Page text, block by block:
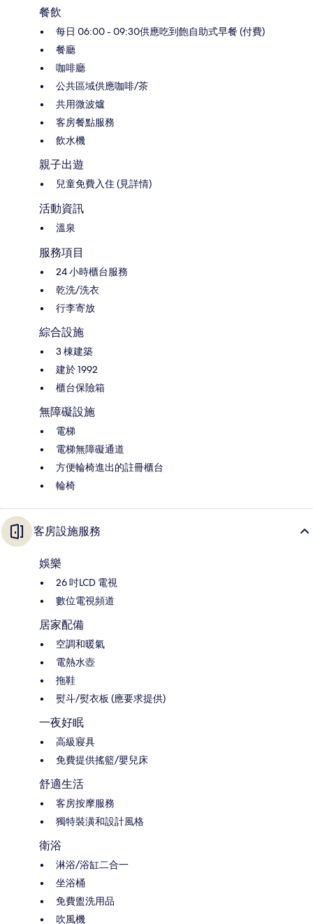
餐飲
每日 06:00 - 09:30供應吃到飽自助式早餐 (付費)
餐廳
咖啡廳
公共區域供應咖啡/茶
共用微波爐
客房餐點服務
飲水機
親子出遊
兒童免費入住 (見詳情)
活動資訊
溫泉
服務項目
24 小時櫃台服務
乾洗/洗衣
行李寄放
綜合設施
3 棟建築
建於 1992
櫃台保險箱
無障礙設施
電梯
電梯無障礙通道
方便輪椅進出的註冊櫃台
輪椅
客房設施服務
娛樂
26 吋LCD 電視
數位電視頻道
居家配備
空調和暖氣
電熱水壺
拖鞋
熨斗/熨衣板 (應要求提供)
一夜好眠
高級寢具
免費提供搖籃/嬰兒床
舒適生活
客房按摩服務
獨特裝潢和設計風格
衛浴
淋浴/浴缸二合一
坐浴桶
免費盥洗用品
吹風機